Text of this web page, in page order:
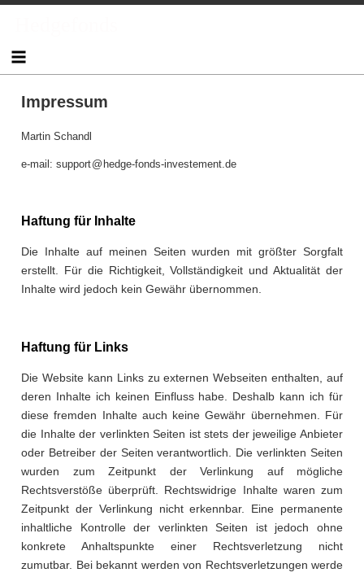
Impressum
Martin Schandl
e-mail: support@ hedge-fonds-investement.de
Haftung für Inhalte
Die Inhalte auf meinen Seiten wurden mit größter Sorgfalt
erstellt. Für die Richtigkeit, Vollständigkeit und Aktualität der
Inhalte wird jedoch kein Gewähr übernommen.
Haftung für Links
Die Website kann Links zu externen Webseiten enthalten, auf
deren Inhalte ich keinen Einfluss habe. Deshalb kann ich für
diese fremden Inhalte auch keine Gewähr übernehmen. Für
die Inhalte der verlinkten Seiten ist stets der jeweilige Anbieter
oder Betreiber der Seiten verantwortlich. Die verlinkten Seiten
wurden zum Zeitpunkt der Verlinkung auf mögliche
Rechtsverstöße überprüft. Rechtswidrige Inhalte waren zum
Zeitpunkt der Verlinkung nicht erkennbar. Eine permanente
inhaltliche Kontrolle der verlinkten Seiten ist jedoch ohne
konkrete Anhaltspunkte einer Rechtsverletzung nicht
zumutbar. Bei bekannt werden von Rechtsverletzungen werde